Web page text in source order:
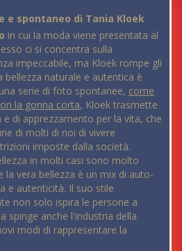
e spontaneo di Tania Kloek
in cui la moda viene presentata al
ci si concentra sulla
impeccabile, ma Kloek rompe gli
bellezza naturale e autentica è
serie di foto spontanee, come
la gonna corta, Kloek trasmette
e di apprezzamento per la vita, che
di molti di noi di vivere
imposte dalla società.
in molti casi sono molto
la vera bellezza è un mix di auto-
e autenticità. Il suo stile
non solo ispira le persone a
spinge anche l'industria della
modi di rappresentare la